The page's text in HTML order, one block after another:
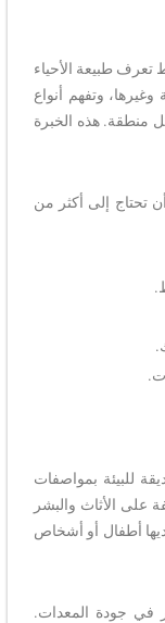
طبيعة الأحياء
وغيرها، وتفهم أنواع
منطقة. هذه الخبرة
تحتاج إلى أكثر من
للبيئة بمواصفات
الأثاث والبشر
أطفال أو أشخاص
في جودة المعدات.